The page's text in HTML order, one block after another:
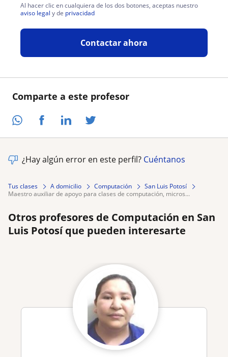
Comparte a este profesor
Al hacer clic en cualquiera de los dos botones, aceptas nuestro
aviso legal y de privacidad
Contactar ahora
¿Hay algún error en este perfil? Cuéntanos
Tus clases A domicilio Computación
San Luis Potosí
maestro auxiliar de apoyo para clases de computación, micros...
Otros profesores de Computación en San
Luis Potosí que pueden interesarte